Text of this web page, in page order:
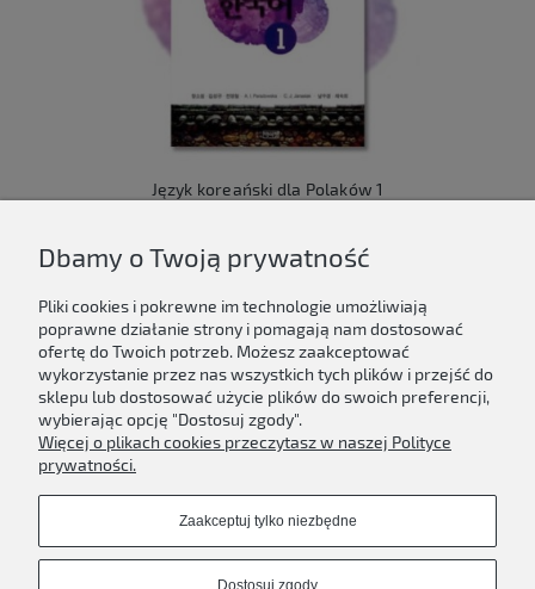
Język koreański dla Polaków 1
Do koszyka
Newsletter
Podaj swój adres e-mail, jeżeli chcesz otrzymywać
informacje o nowościach i promocjach.
Dbamy o Twoją prywatność
Pliki cookies i pokrewne im technologie umożliwiają
poprawne działanie strony i pomagają nam dostosować
ofertę do Twoich potrzeb. Możesz zaakceptować
wykorzystanie przez nas wszystkich tych plików i przejść do
sklepu lub dostosować użycie plików do swoich preferencji,
wybierając opcję "Dostosuj zgody".
Więcej o plikach cookies przeczytasz w naszej Polityce
prywatności.
Zaakceptuj tylko niezbędne
Dostosuj zgody